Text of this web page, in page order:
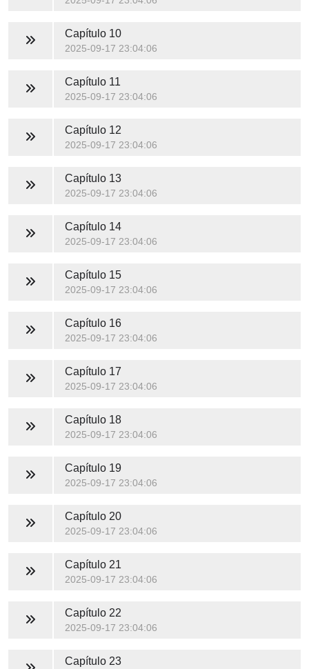
Capítulo 10
2025-09-17 23:04:06
Capítulo 11
2025-09-17 23:04:06
Capítulo 12
2025-09-17 23:04:06
Capítulo 13
2025-09-17 23:04:06
Capítulo 14
2025-09-17 23:04:06
Capítulo 15
2025-09-17 23:04:06
Capítulo 16
2025-09-17 23:04:06
Capítulo 17
2025-09-17 23:04:06
Capítulo 18
2025-09-17 23:04:06
Capítulo 19
2025-09-17 23:04:06
Capítulo 20
2025-09-17 23:04:06
Capítulo 21
2025-09-17 23:04:06
Capítulo 22
2025-09-17 23:04:06
Capítulo 23